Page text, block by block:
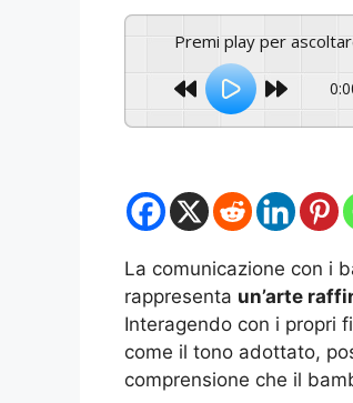
Premi play per
La comunicazione con i
rappresenta un’arte
Interagendo con i propri
come il tono adottato,
comprensione che il